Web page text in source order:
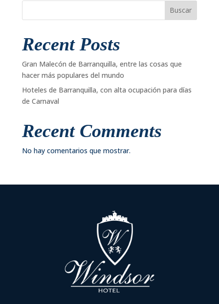
Buscar
Recent Posts
Gran Malecón de Barranquilla, entre las cosas que
hacer más populares del mundo
Hoteles de Barranquilla, con alta ocupación para días
de Carnaval
Recent Comments
No hay comentarios que mostrar.